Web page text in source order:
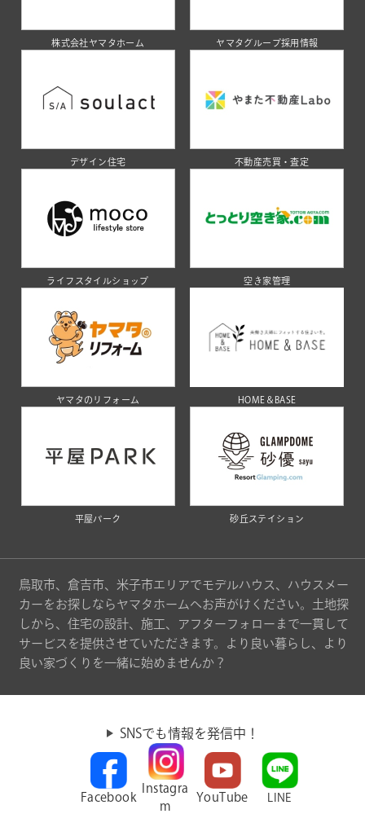
株式会社ヤマタホーム ヤマタグループ採用情報
デザイン住宅 不動産売買・査定
ライフスタイルショップ 空き家管理
ヤマタのリフォーム HOME＆BASE
平屋パーク 砂丘ステイション
鳥取市、倉吉市、米子市エリアでモデルハウス、ハウスメー
カーをお探しならヤマタホームへお声がけください。土地探
しから、住宅の設計、施工、アフターフォローまで一貫して
サービスを提供させていただきます。より良い暮らし、より
良い家づくりを一緒に始めませんか？
SNSでも情報を発信中！
Facebook
Instagra
m
YouTube LINE